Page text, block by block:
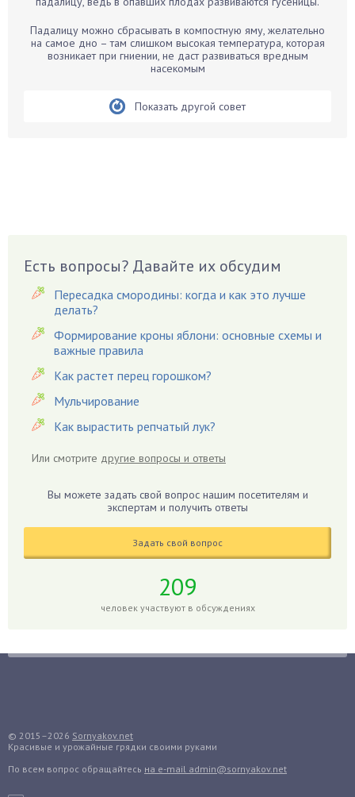
Белые грибы
Бирючина
Вишня
Вредители
Гардения
Гацания
Гвоздики
Георгины
Герань
Гиацинт
Гиппеаструм
Годжи
Голубика
Гуава
Гузмания
Дайкон
Падалицу можно сбрасывать в компостную яму, желательно
на самое дно – там слишком высокая температура, которая
возникает при гниении, не даст развиваться вредным
насекомым
Показать другой совет
Есть вопросы? Давайте их обсудим
Пересадка смородины: когда и как это лучше
делать?
Формирование кроны яблони: основные схемы и
важные правила
Как растет перец горошком?
Мульчирование
Как вырастить репчатый лук?
Или смотрите другие вопросы и ответы
Вы можете задать свой вопрос нашим посетителям и
экспертам и получить ответы
Задать свой вопрос
209
человек участвуют в обсуждениях
© 2015–2026 Sornyakov.net
Красивые и урожайные грядки своими руками
По всем вопрос обращайтесь на e-mail admin@sornyakov.net